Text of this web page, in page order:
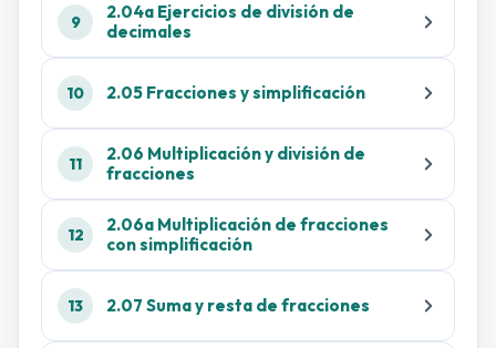
9
2.04a Ejercicios de división de
decimales
10 2.05 Fracciones y simplificación
11
2.06 Multiplicación y división de
fracciones
12
2.06a Multiplicación de fracciones
con simplificación
13 2.07 Suma y resta de fracciones